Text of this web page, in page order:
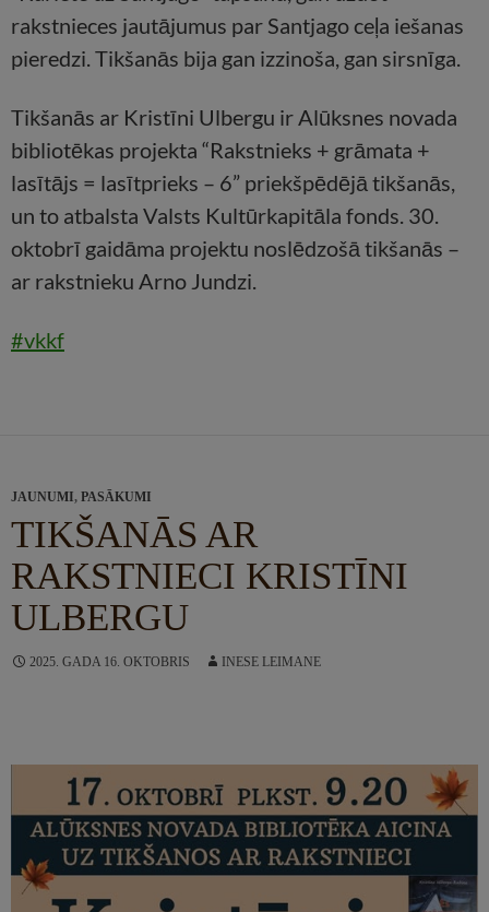
rakstnieces jautājumus par Santjago ceļa iešanas
pieredzi. Tikšanās bija gan izzinoša, gan sirsnīga.
Tikšanās ar Kristīni Ulbergu ir Alūksnes novada
bibliotēkas projekta “Rakstnieks + grāmata +
lasītājs = lasītprieks – 6” priekšpēdējā tikšanās,
un to atbalsta Valsts Kultūrkapitāla fonds. 30.
oktobrī gaidāma projektu noslēdzošā tikšanās –
ar rakstnieku Arno Jundzi.
#vkkf
JAUNUMI, PASĀKUMI
TIKŠANĀS AR
RAKSTNIECI KRISTĪNI
ULBERGU
2025. GADA 16. OKTOBRIS INESE LEIMANE